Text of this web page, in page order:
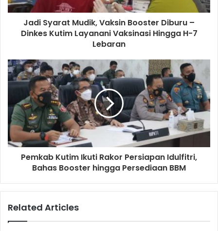
Jadi Syarat Mudik, Vaksin Booster Diburu –
Dinkes Kutim Layanani Vaksinasi Hingga H-7
Lebaran
Pemkab Kutim Ikuti Rakor Persiapan Idulfitri,
Bahas Booster hingga Persediaan BBM
Related Articles